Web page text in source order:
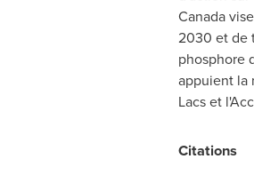
Canadavise
2030 etde
phosphore
appuient la
Lacs et
Citations